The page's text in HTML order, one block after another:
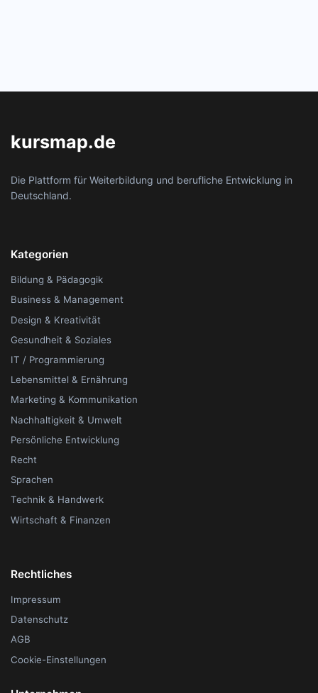
kursmap.de
Die Plattform für Weiterbildung und berufliche Entwicklung in
Deutschland.
Kategorien
Bildung & Pädagogik
Business & Management
Design & Kreativität
Gesundheit & Soziales
IT / Programmierung
Lebensmittel & Ernährung
Marketing & Kommunikation
Nachhaltigkeit & Umwelt
Persönliche Entwicklung
Recht
Sprachen
Technik & Handwerk
Wirtschaft & Finanzen
Rechtliches
Impressum
Datenschutz
AGB
Cookie-Einstellungen